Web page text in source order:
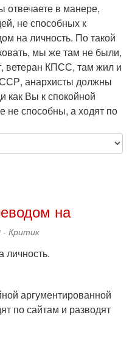
отвечаете в манере,
не способных к
на личность. По такой
мы же там не были,
ветеран КПСС, там жил и
анархисты должны
как Вы к спокойной
не способны, а ходят по
на
- Критик
личность.
аргументированной
по сайтам и разводят